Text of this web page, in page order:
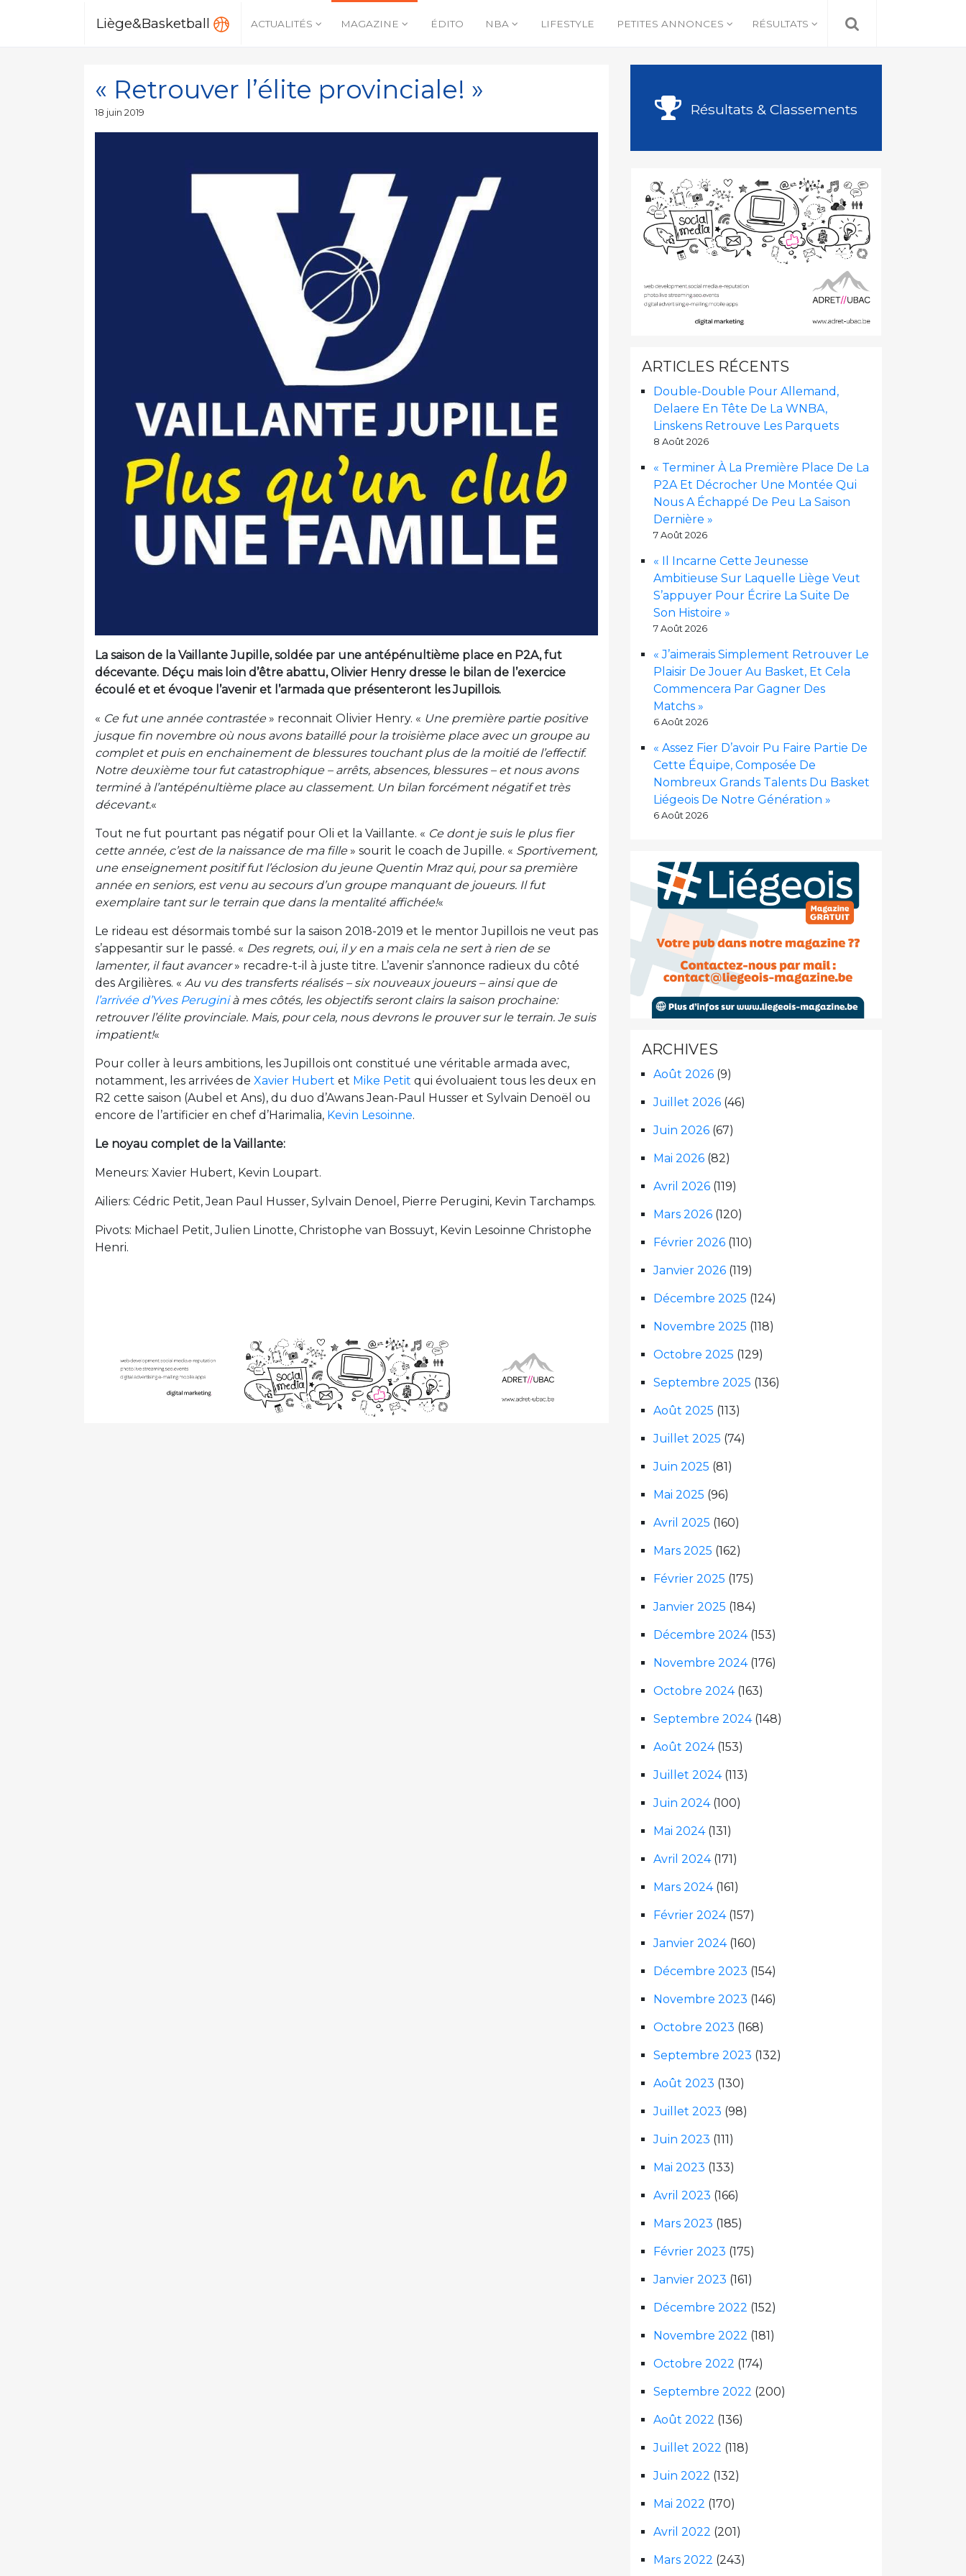
Liège&Basketball ACTUALITÉS MAGAZINE ÉDITO NBA LIFESTYLE PETITES ANNONCES RÉSULTATS
« Retrouver l’élite provinciale! »
Publié
18 juin 2019
La saison de la Vaillante Jupille, soldée par une antépénultième place en P2A, fut
décevante. Déçu mais loin d’être abattu, Olivier Henry dresse le bilan de l’exercice
écoulé et et évoque l’avenir et l’armada que présenteront les Jupillois.
« Ce fut une année contrastée» reconnait Olivier Henry. « Une première partie positive
jusque fin novembre où nous avons bataillé pour la troisième place avec un groupe au
complet et puis en enchainement de blessures touchant plus de la moitié de l’effectif.
Notre deuxième tour fut catastrophique – arrêts, absences, blessures – et nous avons
terminé à l’antépénultième place au classement. Un bilan forcément négatif et très
décevant.«
Tout ne fut pourtant pas négatif pour Oli et la Vaillante. « Ce dont je suis le plus fier
cette année, c’est de la naissance de ma fille» sourit le coach de Jupille. « Sportivement,
une enseignement positif fut l’éclosion du jeune Quentin Mraz qui, pour sa première
année en seniors, est venu au secours d’un groupe manquant de joueurs. Il fut
exemplaire tant sur le terrain que dans la mentalité affichée!«
Le rideau est désormais tombé sur la saison 2018-2019 et le mentor Jupillois ne veut pas
s’appesantir sur le passé. « Des regrets, oui, il y en a mais cela ne sert à rien de se
lamenter, il faut avancer» recadre-t-il à juste titre. L’avenir s’annonce radieux du côté
des Argilières. « Au vu des transferts réalisés – six nouveaux joueurs – ainsi que de
l’arrivée d’Yves Peruginià mes côtés, les objectifs seront clairs la saison prochaine:
retrouver l’élite provinciale. Mais, pour cela, nous devrons le prouver sur le terrain. Je suis
impatient!«
Pour coller à leurs ambitions, les Jupillois ont constitué une véritable armada avec,
notamment, les arrivées de Xavier Hubert et Mike Petit qui évoluaient tous les deux en
R2 cette saison (Aubel et Ans), du duo d’Awans Jean-Paul Husser et Sylvain Denoël ou
encore de l’artificier en chef d’Harimalia, Kevin Lesoinne.
Le noyau complet de la Vaillante:
Meneurs: Xavier Hubert, Kevin Loupart.
Ailiers: Cédric Petit, Jean Paul Husser, Sylvain Denoel, Pierre Perugini, Kevin Tarchamps.
Pivots: Michael Petit, Julien Linotte, Christophe van Bossuyt, Kevin Lesoinne Christophe
Henri.
Résultats & Classements
ARTICLES RÉCENTS
Double-Double Pour Allemand,
Delaere En Tête De La WNBA,
Linskens Retrouve Les Parquets
8 Août 2026
« Terminer À La Première Place De La
P2A Et Décrocher Une Montée Qui
Nous A Échappé De Peu La Saison
Dernière »
7 Août 2026
« Il Incarne Cette Jeunesse
Ambitieuse Sur Laquelle Liège Veut
S’appuyer Pour Écrire La Suite De
Son Histoire »
7 Août 2026
« J’aimerais Simplement Retrouver Le
Plaisir De Jouer Au Basket, Et Cela
Commencera Par Gagner Des
Matchs »
6 Août 2026
« Assez Fier D’avoir Pu Faire Partie De
Cette Équipe, Composée De
Nombreux Grands Talents Du Basket
Liégeois De Notre Génération »
6 Août 2026
ARCHIVES
Août 2026 (9)
Juillet 2026 (46)
Juin 2026 (67)
Mai 2026 (82)
Avril 2026 (119)
Mars 2026 (120)
Février 2026 (110)
Janvier 2026 (119)
Décembre 2025 (124)
Novembre 2025 (118)
Octobre 2025 (129)
Septembre 2025 (136)
Août 2025 (113)
Juillet 2025 (74)
Juin 2025 (81)
Mai 2025 (96)
Avril 2025 (160)
Mars 2025 (162)
Février 2025 (175)
Janvier 2025 (184)
Décembre 2024(153)
Novembre 2024(176)
Octobre 2024(163)
Septembre 2024(148)
Août 2024(153)
Juillet 2024(113)
Juin 2024(100)
Mai 2024(131)
Avril 2024(171)
Mars 2024(161)
Février 2024(157)
Janvier 2024(160)
Décembre 2023 (154)
Novembre 2023 (146)
Octobre 2023 (168)
Septembre 2023 (132)
Août 2023 (130)
Juillet 2023 (98)
Juin 2023 (111)
Mai 2023 (133)
Avril 2023 (166)
Mars 2023 (185)
Février 2023 (175)
Janvier 2023 (161)
Décembre 2022 (152)
Novembre 2022 (181)
Octobre 2022 (174)
Septembre 2022 (200)
Août 2022 (136)
Juillet 2022 (118)
Juin 2022 (132)
Mai 2022 (170)
Avril 2022 (201)
Mars 2022 (243)